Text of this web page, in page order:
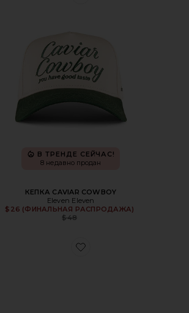
В ТРЕНДЕ СЕЙЧАС!
8 недавно продан
КЕПКА CAVIAR COWBOY
Eleven Eleven
$26 (ФИНАЛЬНАЯ РАСПРОДАЖА)
Previous price:
$48
Favorite КРОССОВКИ CLOUD X 4